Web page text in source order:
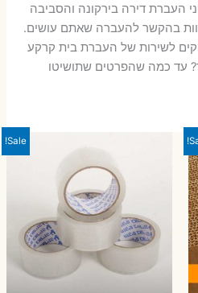
העברת דירה בירקונה והסביבה
בהקשר להעברה שאתם עושים.
לשירות של העברת בית קרקע
עד כמה שהפרטים שתושיטו
Sale!